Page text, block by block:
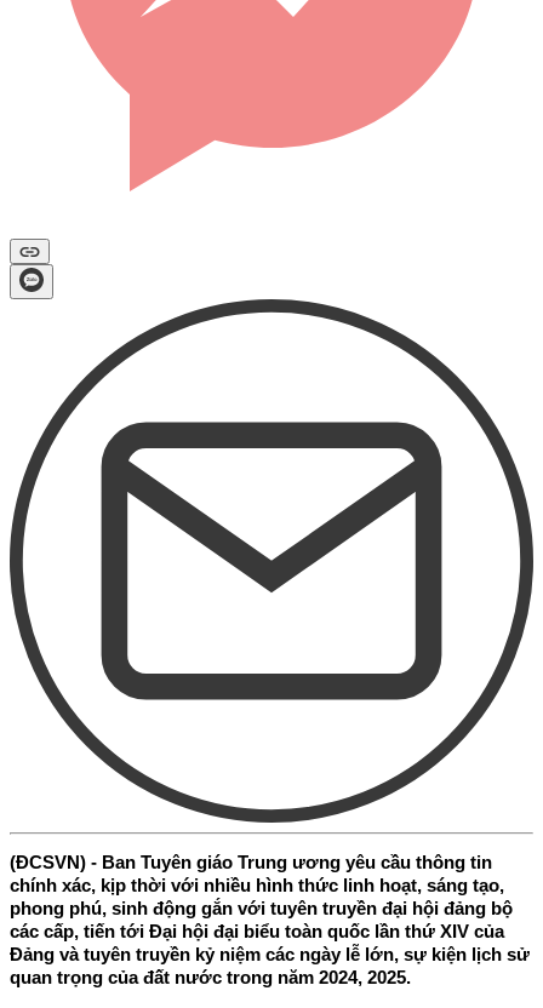
(ĐCSVN) - Ban Tuyên giáo Trung ương yêu cầu thông tin
chính xác, kịp thời với nhiều hình thức linh hoạt, sáng tạo,
phong phú, sinh động gắn với tuyên truyền đại hội đảng bộ
các cấp, tiến tới Đại hội đại biểu toàn quốc lần thứ XIV của
Đảng và tuyên truyền kỷ niệm các ngày lễ lớn, sự kiện lịch sử
quan trọng của đất nước trong năm 2024, 2025.